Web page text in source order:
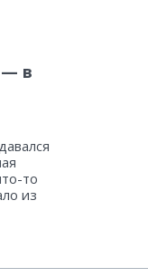
— в
то
из